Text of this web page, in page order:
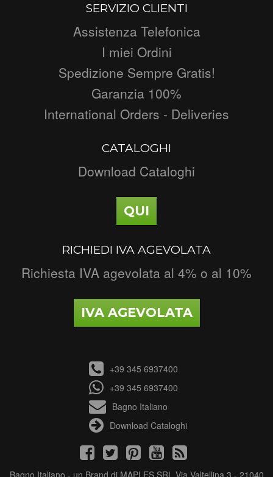
SERVIZIO CLIENTI
Assistenza Telefonica
I miei Ordini
Spedizione Sempre Gratis!
Garanzia 100%
International Orders - Deliveries
CATALOGHI
Download Cataloghi
QUI
RICHIEDI IVA AGEVOLATA
Richiesta IVA agevolata al 4% o al 10%
IVA AGEVOLATA
+39 345 6937400
+39 345 6937400
Bagno Italiano
Download Cataloghi
Bagno Italiano - un Brand di MAPLES SRL Via Valtellina 3 - 21040